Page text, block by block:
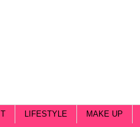
IT LIFESTYLE MAKE UP